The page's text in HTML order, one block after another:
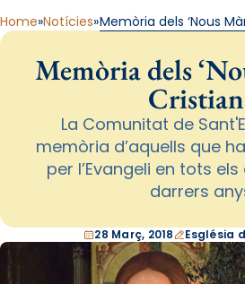
Home Notícies Memòria dels ‘Nous
Memòria dels
La Comunitat de
memòria d’aquells que
per l’Evangeli en tots
darrers
28 Març, 2018 Església